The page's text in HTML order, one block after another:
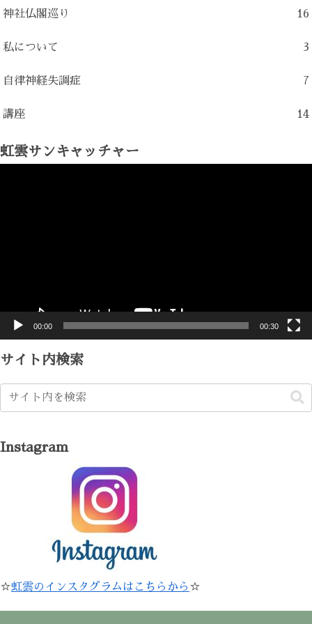
神社仏閣巡り 16
私について 3
自律神経失調症 7
講座 14
虹雲サンキャッチャー
00:00 00:30
サイト内検索
Instagram
☆虹雲のインスタグラムはこちらから ☆